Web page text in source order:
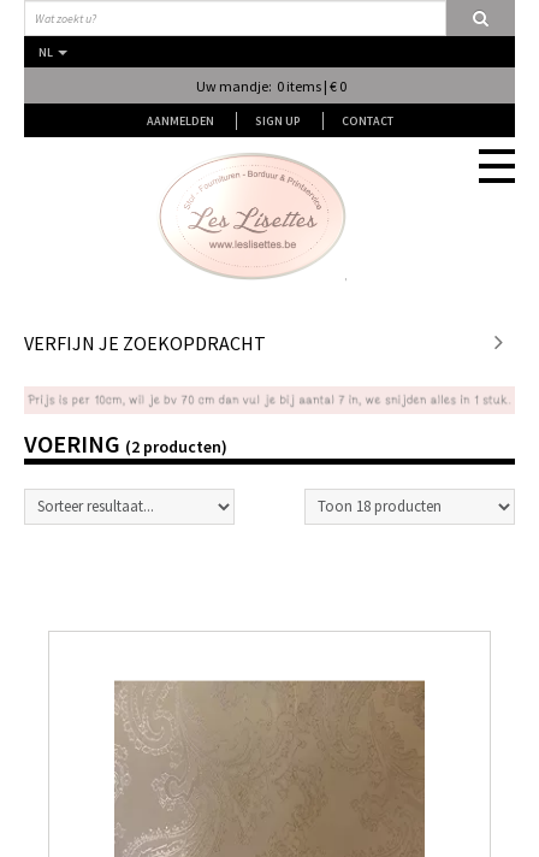
NL
Uw mandje: 0 items | € 0
AANMELDEN SIGN UP CONTACT
Fournituren
Naai & Breiatelier
Lingerie
Papier hier
Gepersonaliseerd
VERFIJN JE ZOEKOPDRACHT
VOERING (2 producten)